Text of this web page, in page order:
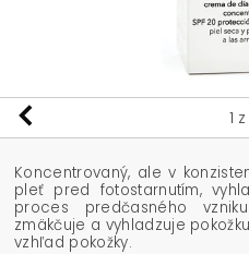
1
Koncentrovaný, ale v
pleť pred fotostarnutím,
proces predčasného
zmäkčuje a vyhladzuje
vzhľad pokožky.